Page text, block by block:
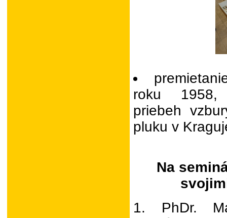
roku 1958,
priebeh
pluku v
Na
1. PhDr.